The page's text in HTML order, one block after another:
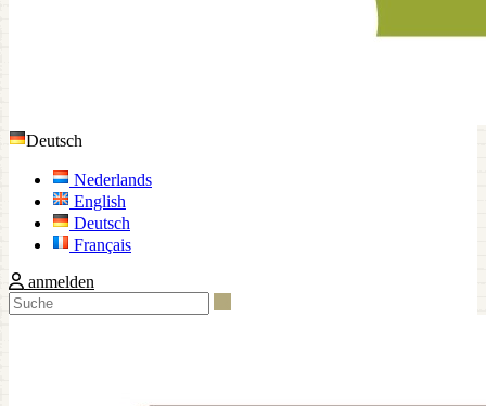
Deutsch
Nederlands
English
Deutsch
Français
anmelden